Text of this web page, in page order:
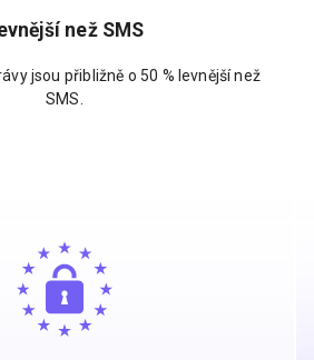
než SMS
jsou přibližně o 50 % levnější než
SMS.